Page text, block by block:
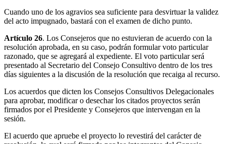
Cuando uno de los agravios sea suficiente para desvirtuar la validez
del acto impugnado, bastará con el examen de dicho punto.
Artículo 26. Los Consejeros que no estuvieran de acuerdo con la
resolución aprobada, en su caso, podrán formular voto particular
razonado, que se agregará al expediente. El voto particular será
presentado al Secretario del Consejo Consultivo dentro de los tres
días siguientes a la discusión de la resolución que recaiga al recurso.
Los acuerdos que dicten los Consejos Consultivos Delegacionales
para aprobar, modificar o desechar los citados proyectos serán
firmados por el Presidente y Consejeros que intervengan en la
sesión.
El acuerdo que apruebe el proyecto lo revestirá del carácter de